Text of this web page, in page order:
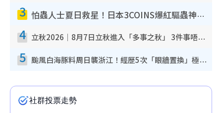
3 怕蟲人士夏日救星！日本3COINS爆紅驅蟲神器$45起 1招「全程免觸碰」輕鬆搞定小強
4 立秋2026｜8月7日立秋進入「多事之秋」 3件事唔做得！專家教6招開運 清枱頭／銀包納氣接好運
5 颱風白海豚料周日襲浙江！經歷5次「眼牆置換」極罕見 成登陸內地最長途颱風